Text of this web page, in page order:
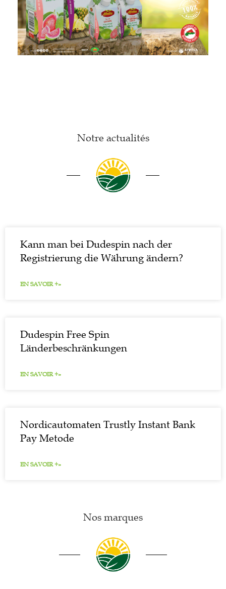
Notre actualités
Kann man bei Dudespin nach der
Registrierung die Währung ändern?
EN SAVOIR +»
Dudespin Free Spin
Länderbeschränkungen
EN SAVOIR +»
Nordicautomaten Trustly Instant Bank
Pay Metode
EN SAVOIR +»
Nos marques